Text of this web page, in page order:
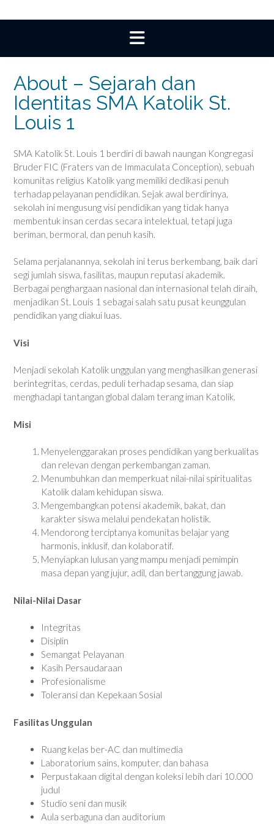
About – Sejarah dan
Identitas SMA Katolik St.
Louis 1
SMA Katolik St. Louis 1 berdiri di bawah naungan Kongregasi
Bruder FIC (Fraters van de Immaculata Conception), sebuah
komunitas religius Katolik yang memiliki dedikasi penuh
terhadap pelayanan pendidikan. Sejak awal berdirinya,
sekolah ini mengusung visi pendidikan yang tidak hanya
membentuk insan cerdas secara intelektual, tetapi juga
beriman, bermoral, dan penuh kasih.
Selama perjalanannya, sekolah ini terus berkembang, baik dari
segi jumlah siswa, fasilitas, maupun reputasi akademik.
Berbagai penghargaan nasional dan internasional telah diraih,
menjadikan St. Louis 1 sebagai salah satu pusat keunggulan
pendidikan yang diakui luas.
Visi
Menjadi sekolah Katolik unggulan yang menghasilkan generasi
berintegritas, cerdas, peduli terhadap sesama, dan siap
menghadapi tantangan global dalam terang iman Katolik.
Misi
Menyelenggarakan proses pendidikan yang berkualitas
dan relevan dengan perkembangan zaman.
Menumbuhkan dan memperkuat nilai-nilai spiritualitas
Katolik dalam kehidupan siswa.
Mengembangkan potensi akademik, bakat, dan
karakter siswa melalui pendekatan holistik.
Mendorong terciptanya komunitas belajar yang
harmonis, inklusif, dan kolaboratif.
Menyiapkan lulusan yang mampu menjadi pemimpin
masa depan yang jujur, adil, dan bertanggung jawab.
Nilai-Nilai Dasar
Integritas
Disiplin
Semangat Pelayanan
Kasih Persaudaraan
Profesionalisme
Toleransi dan Kepekaan Sosial
Fasilitas Unggulan
Ruang kelas ber-AC dan multimedia
Laboratorium sains, komputer, dan bahasa
Perpustakaan digital dengan koleksi lebih dari 10.000
judul
Studio seni dan musik
Aula serbaguna dan auditorium